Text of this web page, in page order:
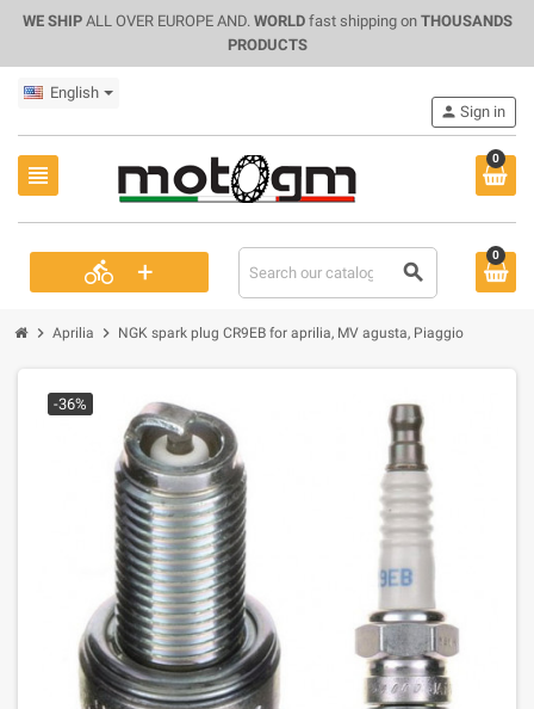
WE SHIPALL OVER EUROPE AND. WORLDfast shipping on THOUSANDS
PRODUCTS
English
view_headline
0
directions_bike + search
person Sign in
0
chevron_right Aprilia chevron_right NGK spark plug CR9EB for aprilia, MV agusta, Piaggio
-36%